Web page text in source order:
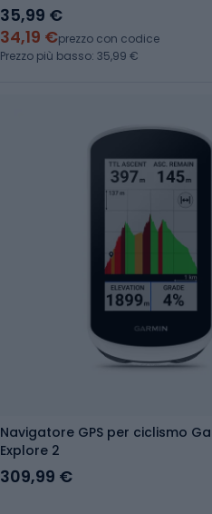
35,99 €
34,19 €prezzo con codice
Prezzo più basso: 35,99 €
Navigatore GPS per ciclismo
Explore 2
309,99 €